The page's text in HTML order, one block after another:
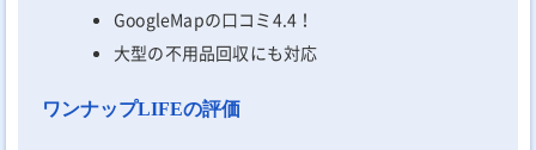
GoogleMapの口コミ4.4！
大型の不用品回収にも対応
ワンナップLIFEの評価